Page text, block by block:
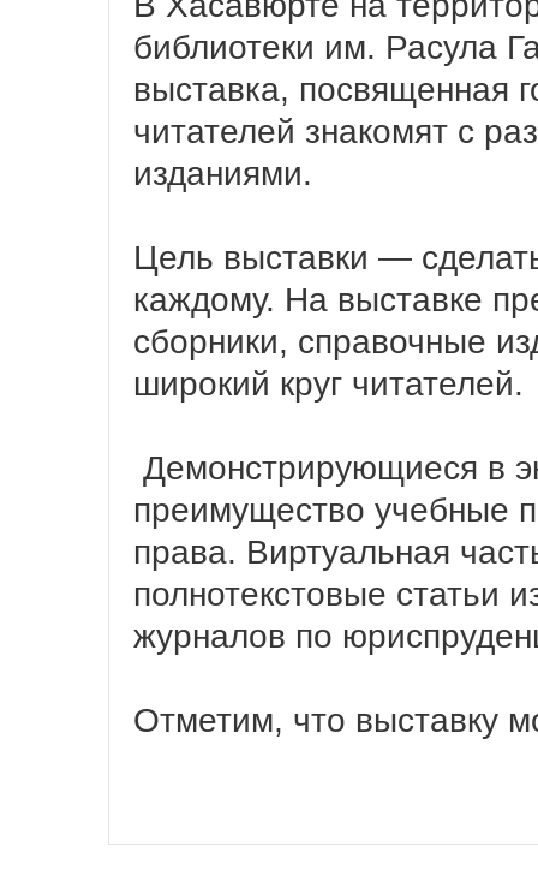
библиотеки им. Расула
выставка, посвященная
читателей знакомят с
изданиями.
Цель выставки —
каждому. На выставке
сборники, справочные
широкий круг читателей.
Демонстрирующиеся в
преимущество учебные
права. Виртуальная
полнотекстовые статьи
журналов по
Отметим, что выставку